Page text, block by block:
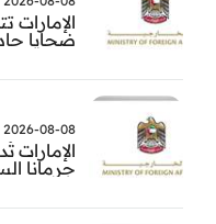
الإمارات
ضحايا
2026-08-08 | 12:27
الإمارات
جرمانا